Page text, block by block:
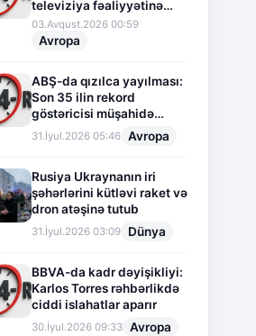
televiziya fəaliyyətinə
fasilə verir
03.Avqust.2026 00:59
Avropa
ABŞ-da qızılca yayılması:
Son 35 ilin rekord
göstəricisi müşahidə
olunur
31.İyul.2026 05:46 Avropa
Rusiya Ukraynanın iri
şəhərlərini kütləvi raket və
dron atəşinə tutub
31.İyul.2026 03:09 Dünya
BBVA-da kadr dəyişikliyi:
Karlos Torres rəhbərlikdə
ciddi islahatlar aparır
30.İyul.2026 09:33 Avropa